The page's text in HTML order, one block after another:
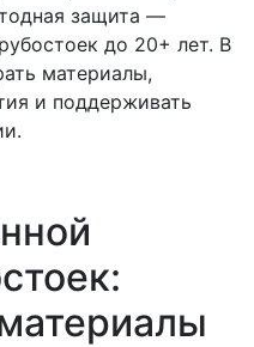
защита —
до 20+ лет. В
материалы,
и поддерживать